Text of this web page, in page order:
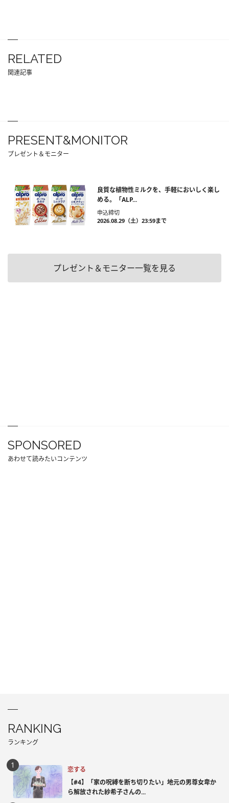
RELATED
関連記事
PRESENT&MONITOR
プレゼント＆モニター
良質な植物性ミルクを、手軽においしく楽し
める。「ALP...
申込締切
2026.08.29（土）23:59まで
プレゼント＆モニター一覧を見る
SPONSORED
あわせて読みたいコンテンツ
RANKING
ランキング
恋する
【#4】「家の呪縛を断ち切りたい」地元の男尊女卑か
ら解放された紗希子さんの...